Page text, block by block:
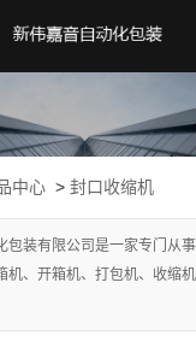
中心 > 封口收缩机
包装有限公司是一家专门从
机、开箱机、打包机、收缩